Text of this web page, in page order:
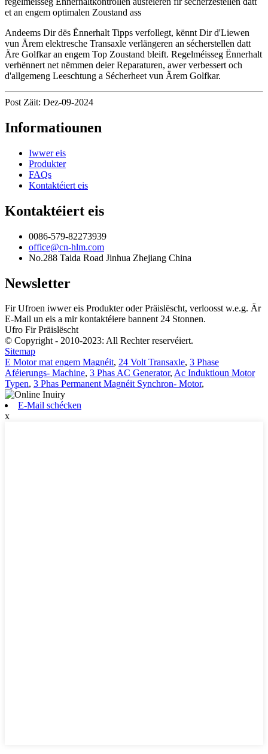
et an engem optimalen Zoustand ass
Andeems Dir dës Ënnerhalt Tipps verfollegt, kënnt Dir d'Liewen
vun Ärem elektresche Transaxle verlängeren an sécherstellen datt
Äre Golfkar an engem Top Zoustand bleift. Regelméisseg Ënnerhalt
verhënnert net nëmmen deier Reparaturen, awer verbessert och
d'allgemeng Leeschtung a Sécherheet vun Ärem Golfkar.
Post Zäit: Dez-09-2024
Informatiounen
Iwwer eis
Produkter
FAQs
Kontaktéiert eis
Kontaktéiert eis
0086-579-82273939
office@cn-hlm.com
No.288 Taida Road Jinhua Zhejiang China
Newsletter
Fir Ufroen iwwer eis Produkter oder Präislëscht, verloosst w.e.g. Är
E-Mail un eis a mir kontaktéiere bannent 24 Stonnen.
Ufro Fir Präislëscht
© Copyright - 2010-2023: All Rechter reservéiert.
Sitemap
E Motor mat engem Magnéit, 24 Volt Transaxle, 3 Phase
Aféierungs- Machine, 3 Phas AC Generator, Ac Induktioun Motor
Typen, 3 Phas Permanent Magnéit Synchron- Motor,
E-Mail schécken
x